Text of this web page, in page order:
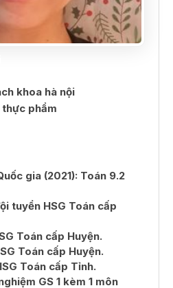
khoa hà nội
phẩm
gia (2021): Toán 9.2
tuyển HSG Toán cấp
Toán cấp Huyện.
Toán cấp Huyện.
Toán cấp Tỉnh.
GS 1 kèm 1 môn